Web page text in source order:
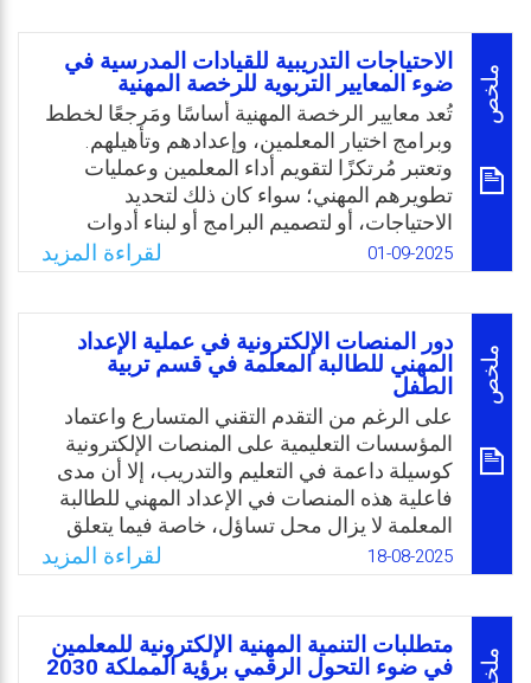
WhatsApp
Facebook
Twitter
Email
وغياب ثقافة التعاون والتعلم المستمر بين
المعلمين. ومن هنا تحددت مشكلة الدراسة في
البحث عن الكيفية التي تُمكن مجتمعات التعلم
ألمساهمة في تحقيق التنمية المهنية المستدامة،
والكشف عن أبرز التحديات التي تعوق تفعيلها في
المؤسسات التعليمية.
WhatsApp
Facebook
Twitter
Email
ملخص
الاحتياجات التدريبية للقيادات المدرسية في
ضوء المعايير التربوية للرخصة المهنية
تُعد معايير الرخصة المهنية أساسًا ومَرجعًا لخطط
وبرامج اختيار المعلمين، وإعدادهم وتأهيلهم.
وتعتبر مُرتكزًا لتقويم أداء المعلمين وعمليات
تطويرهم المهني؛ سواء كان ذلك لتحديد
الاحتياجات، أو لتصميم البرامج أو لبناء أدوات
قياس الأداء. ونظرًا لأهمية ارتباط تحديد
الاحتياجات التدريبية للقيادات المدرسية بمعايير
الرخصة المهنية، لضمان كفاءة أدائهم بما يتوافق
مع متطلبات المهنة، وعليه جاءت الدراسة الحالية
لتحديد الاحتياجات التدريبية للقيادات المدرسية
في ضوء المعايير التربوية للرخصة المهنية.
WhatsApp
Facebook
Twitter
Email
01-09-2025 لقراءة المزيد
ملخص
دور المنصات الإلكترونية في عملية الإعداد
المهني للطالبة المعلمة في قسم تربية
الطفل
على الرغم من التقدم التقني المتسارع واعتماد
المؤسسات التعليمية على المنصات الإلكترونية
كوسيلة داعمة في التعليم والتدريب، إلا أن مدى
فاعلية هذه المنصات في الإعداد المهني للطالبة
المعلمة لا يزال محل تساؤل، خاصة فيما يتعلق
بجاهزيتها لممارسة المهنة، وتنمية مهاراتها
التربوية والرقمية، وربطها بين الجانب النظري
والتطبيقي في بيئة افتراضية. وعليه، تتمثل
مشكلة البحث في محاولة الكشف عن دور
المنصات الإلكترونية في دعم وتطوير الإعداد
18-08-2025 لقراءة المزيد
متطلبات التنمية المهنية الإلكترونية للمعلمين
في ضوء التحول الرقمي برؤية المملكة 2030